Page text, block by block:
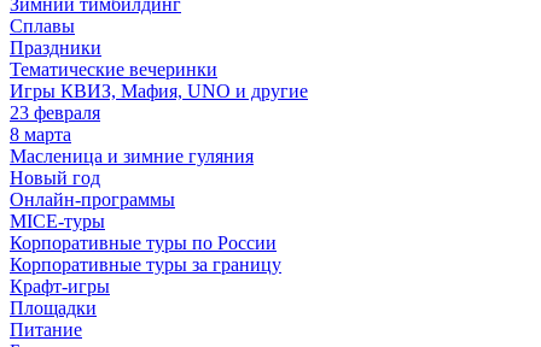
Зимний тимбилдинг
Сплавы
Праздники
Тематические вечеринки
Игры КВИЗ, Мафия, UNO и другие
23 февраля
8 марта
Масленица и зимние гуляния
Новый год
Онлайн-программы
MICE‑туры
Корпоративные туры по России
Корпоративные туры за границу
Крафт-игры
Площадки
Питание